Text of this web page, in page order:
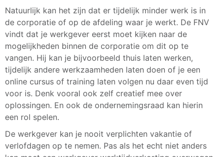
Natuurlijk kan het zijn dat er tijdelijk minder werk is in
de corporatie of op de afdeling waar je werkt. De FNV
vindt dat je werkgever eerst moet kijken naar de
mogelijkheden binnen de corporatie om dit op te
vangen. Hij kan je bijvoorbeeld thuis laten werken,
tijdelijk andere werkzaamheden laten doen of je een
online cursus of training laten volgen nu daar even tijd
voor is. Denk vooral ook zelf creatief mee over
oplossingen. En ook de ondernemingsraad kan hierin
een rol spelen.
De werkgever kan je nooit verplichten vakantie of
verlofdagen op te nemen. Pas als het echt niet anders